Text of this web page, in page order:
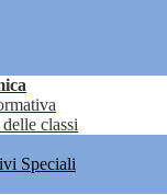
classi
Speciali